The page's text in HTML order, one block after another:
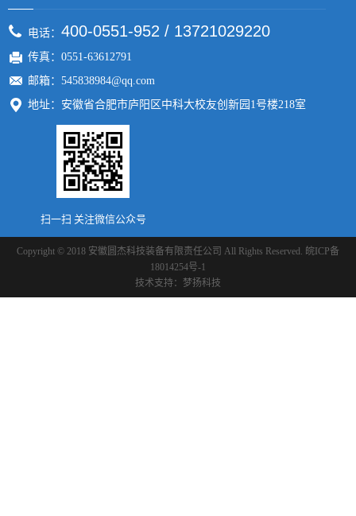
电话： 400-0551-952 / 13721029220
传真：0551-63612791
邮箱：545838984@qq.com
地址：安徽省合肥市庐阳区中科大校友创新园1号楼218室
扫一扫 关注微信公众号
Copyright © 2018 安徽圆杰科技装备有限责任公司 All Rights Reserved. 皖ICP备
18014254号-1
技术支持： 梦扬科技